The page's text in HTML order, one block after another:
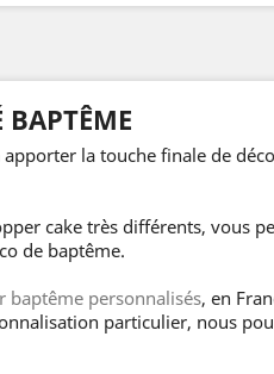
BAPTÊME
la touche finale de
cake très différents, vous
de baptême.
baptême personnalisés, en
particulier, nous